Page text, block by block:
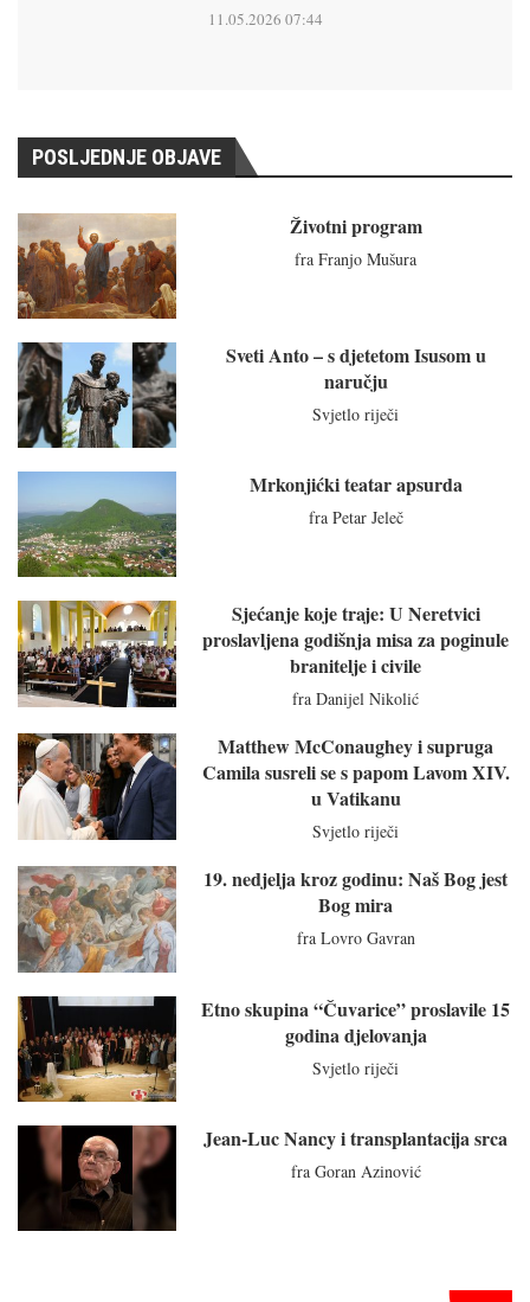
11.05.2026 07:44
POSLJEDNJE OBJAVE
Životni program
fra Franjo Mušura
Sveti Anto – s djetetom Isusom u
naručju
Svjetlo riječi
Mrkonjićki teatar apsurda
fra Petar Jeleč
Sjećanje koje traje: U Neretvici
proslavljena godišnja misa za poginule
branitelje i civile
fra Danijel Nikolić
Matthew McConaughey i supruga
Camila susreli se s papom Lavom XIV.
u Vatikanu
Svjetlo riječi
19. nedjelja kroz godinu: Naš Bog jest
Bog mira
fra Lovro Gavran
Etno skupina “Čuvarice” proslavile 15
godina djelovanja
Svjetlo riječi
Jean-Luc Nancy i transplantacija srca
fra Goran Azinović